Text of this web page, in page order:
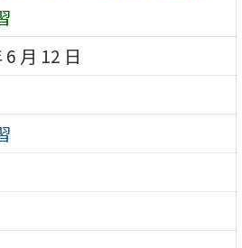
月 12 日